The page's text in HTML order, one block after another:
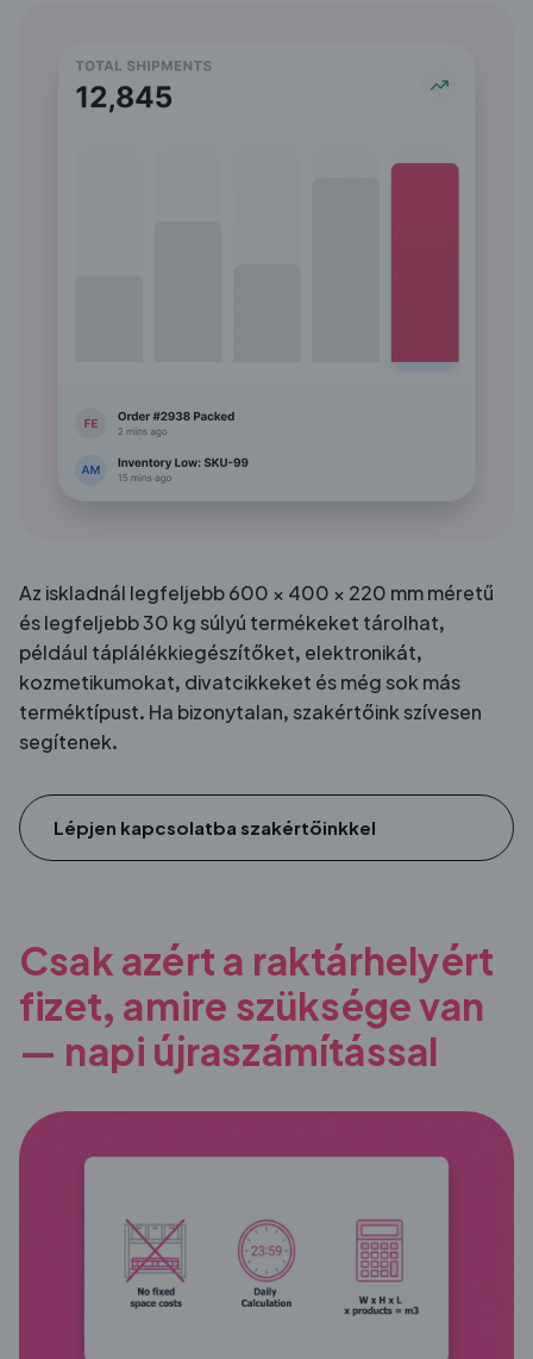
Az iskladnál legfeljebb 600 × 400 × 220 mm méretű
és legfeljebb 30 kg súlyú termékeket tárolhat,
például táplálékkiegészítőket, elektronikát,
kozmetikumokat, divatcikkeket és még sok más
terméktípust. Ha bizonytalan, szakértőink szívesen
segítenek.
Lépjen kapcsolatba szakértőinkkel
Csak azért a raktárhelyért
fizet, amire szüksége van
— napi újraszámítással